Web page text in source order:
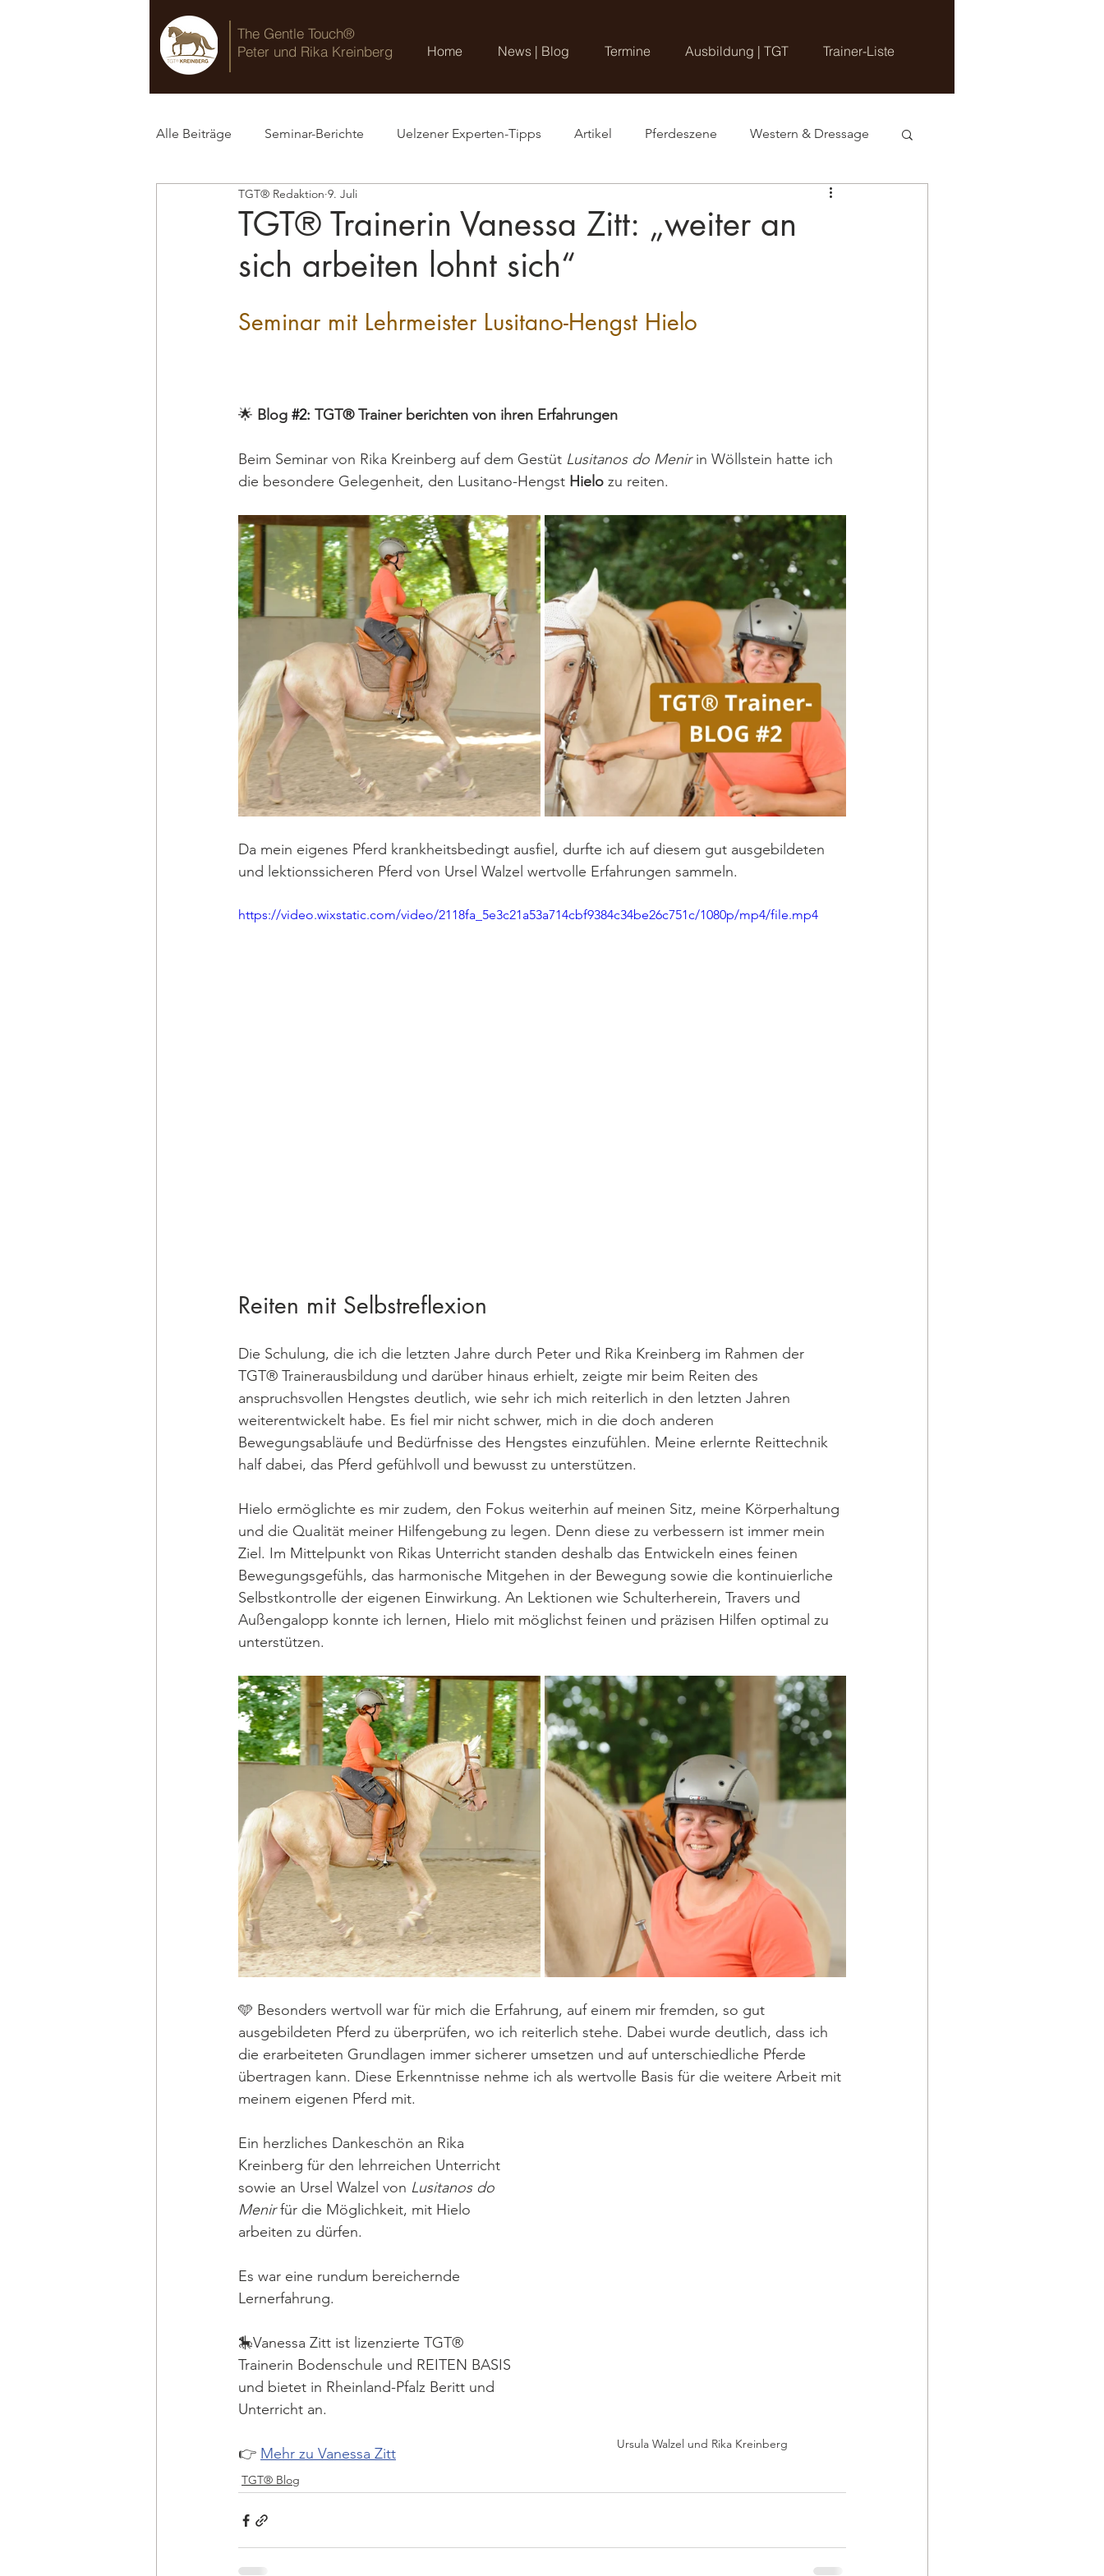
The Gentle Touch®
Peter und Rika Kreinberg
Home News | Blog Termine Ausbildung | TGT Trainer-Liste
Alle Beiträge Seminar-Berichte Uelzener Experten-Tipps Artikel Pferdeszene Western & Dressage
TGT® Blog
TGT® Trainerin Vanessa Zitt: „weiter an
sich arbeiten lohnt sich“
TGT® Redaktion 9. Juli
Seminar mit Lehrmeister Lusitano-Hengst Hielo
🌟 Blog #2: TGT® Trainer berichten von ihren Erfahrungen
Beim Seminar von Rika Kreinberg auf dem Gestüt Lusitanos do Menir in Wöllstein hatte ich
die besondere Gelegenheit, den Lusitano-Hengst Hielo zu reiten.
Da mein eigenes Pferd krankheitsbedingt ausfiel, durfte ich auf diesem gut ausgebildeten
und lektionssicheren Pferd von Ursel Walzel wertvolle Erfahrungen sammeln.
https://video.wixstatic.com/video/2118fa_5e3c21a53a714cbf9384c34be26c751c/1080p/mp4/file.mp4
Reiten mit Selbstreflexion
Die Schulung, die ich die letzten Jahre durch Peter und Rika Kreinberg im Rahmen der
TGT® Trainerausbildung und darüber hinaus erhielt, zeigte mir beim Reiten des
anspruchsvollen Hengstes deutlich, wie sehr ich mich reiterlich in den letzten Jahren
weiterentwickelt habe. Es fiel mir nicht schwer, mich in die doch anderen
Bewegungsabläufe und Bedürfnisse des Hengstes einzufühlen. Meine erlernte Reittechnik
half dabei, das Pferd gefühlvoll und bewusst zu unterstützen.
Hielo ermöglichte es mir zudem, den Fokus weiterhin auf meinen Sitz, meine Körperhaltung
und die Qualität meiner Hilfengebung zu legen. Denn diese zu verbessern ist immer mein
Ziel. Im Mittelpunkt von Rikas Unterricht standen deshalb das Entwickeln eines feinen
Bewegungsgefühls, das harmonische Mitgehen in der Bewegung sowie die kontinuierliche
Selbstkontrolle der eigenen Einwirkung. An Lektionen wie Schulterherein, Travers und
Außengalopp konnte ich lernen, Hielo mit möglichst feinen und präzisen Hilfen optimal zu
unterstützen.
🩵 Besonders wertvoll war für mich die Erfahrung, auf einem mir fremden, so gut
ausgebildeten Pferd zu überprüfen, wo ich reiterlich stehe. Dabei wurde deutlich, dass ich
die erarbeiteten Grundlagen immer sicherer umsetzen und auf unterschiedliche Pferde
übertragen kann. Diese Erkenntnisse nehme ich als wertvolle Basis für die weitere Arbeit mit
meinem eigenen Pferd mit.
Ursula Walzel und Rika Kreinberg
Ein herzliches Dankeschön an Rika
Kreinberg für den lehrreichen Unterricht
sowie an Ursel Walzel von Lusitanos do
Menir für die Möglichkeit, mit Hielo
arbeiten zu dürfen.
Es war eine rundum bereichernde
Lernerfahrung.
🎠Vanessa Zitt ist lizenzierte TGT®
Trainerin Bodenschule und REITEN BASIS
und bietet in Rheinland-Pfalz Beritt und
Unterricht an.
👉 Mehr zu Vanessa Zitt
TGT® Blog